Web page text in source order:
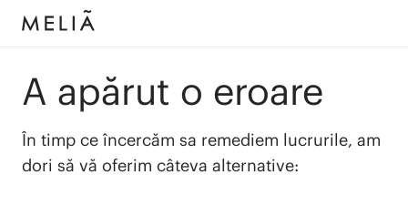
A apărut o eroare
În timp ce încercăm sa remediem lucrurile, am
dori să vă oferim câteva alternative: